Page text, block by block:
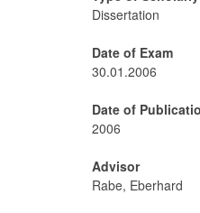
Dissertation
Date of Exam
30.01.2006
Date of
2006
Advisor
Rabe, Eberhard